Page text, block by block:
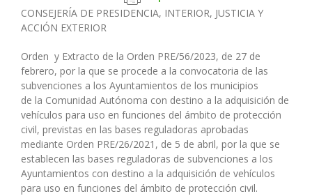
CONSEJERÍA DE PRESIDENCIA, INTERIOR, JUSTICIA Y
ACCIÓN EXTERIOR
Orden y Extracto de la Orden PRE/56/2023, de 27 de
febrero, por la que se procede a la convocatoria de las
subvenciones a los Ayuntamientos de los municipios
de la Comunidad Autónoma con destino a la adquisición de
vehículos para uso en funciones del ámbito de protección
civil, previstas en las bases reguladoras aprobadas
mediante Orden PRE/26/2021, de 5 de abril, por la que se
establecen las bases reguladoras de subvenciones a los
Ayuntamientos con destino a la adquisición de vehículos
para uso en funciones del ámbito de protección civil.